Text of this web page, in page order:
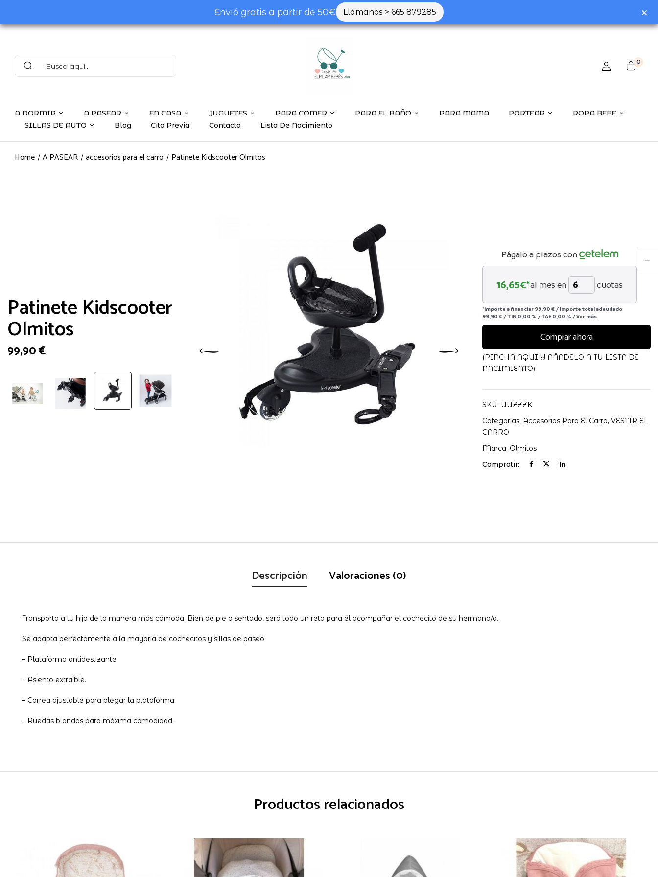
Envió gratis a partir de 50€ Llámanos > 665 879285
0
A DORMIR A PASEAR EN CASA JUGUETES PARA COMER PARA EL BAÑO PARA MAMA PORTEAR
ROPA BEBE
SILLAS DE AUTO
Blog Cita Previa Contacto Lista De Nacimiento
Home A PASEAR accesorios para el carro Patinete Kidscooter Olmitos
Patinete Kidscooter
Olmitos
99,90€
Págalo a plazos con
16,65€*al mes en cuotas
*Importe a financiar 99,90 € / Importe total adeudado
99,90 € / TIN 0,00 % / TAE 0,00 % /Ver más
Comprar ahora
(PINCHA AQUI Y AÑADELO A TU LISTA DE
NACIMIENTO)
SKU: UUZZZK
Categorías: Accesorios Para El Carro,VESTIR EL
CARRO
Marca: Olmitos
Compratir:
Descripción Valoraciones (0)
Transporta a tu hijo de la manera más cómoda. Bien de pie o sentado, será todo un reto para él acompañar el cochecito de su hermano/a.
Se adapta perfectamente a la mayoría de cochecitos y sillas de paseo.
– Plataforma antideslizante.
– Asiento extraíble.
– Correa ajustable para plegar la plataforma.
– Ruedas blandas para máxima comodidad.
Productos relacionados